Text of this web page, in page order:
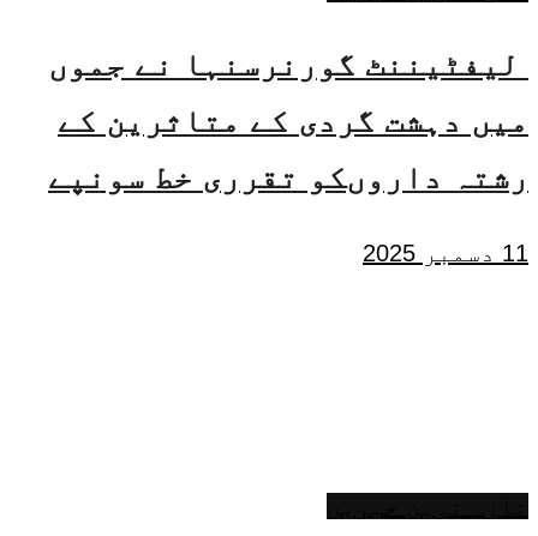
لیفٹیننٹ گورنرسنہا نے جموں
میں دہشت گردی کے متاثرین کے
رشتہ داروںکو تقرری خط سونپے
11 دسمبر 2025